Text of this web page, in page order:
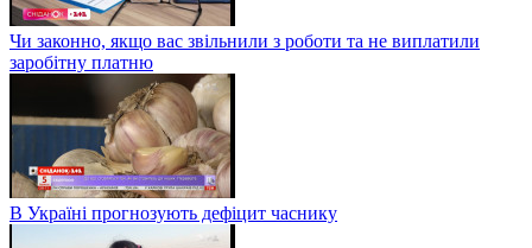
Чи законно, якщо вас звільнили з роботи та не виплатили
заробітну платню
В Україні прогнозують дефіцит часнику